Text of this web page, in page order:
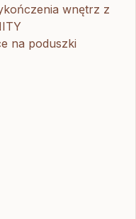
wnętrz z
na poduszki